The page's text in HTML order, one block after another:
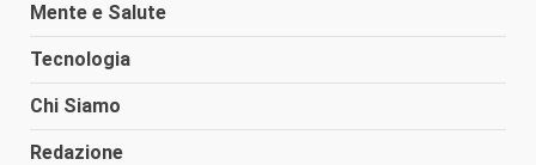
Mente e Salute
Tecnologia
Chi Siamo
Redazione